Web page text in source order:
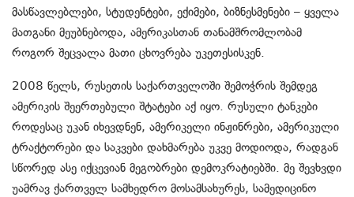
მასწავლებლები, სტუდენტები, ექიმები, ბიზნესმენები – ყველა
მათგანი მეუბნებოდა, ამერიკასთან თანამშრომლობამ
როგორ შეცვალა მათი ცხოვრება უკეთესისკენ.
2008 წელს, რუსეთის საქართველოში შემოჭრის შემდეგ
ამერიკის შეერთებული შტატები აქ იყო. რუსული ტანკები
როდესაც უკან იხევდნენ, ამერიკელი ინჟინრები, ამერიკული
ტრაქტორები და საკვები დახმარება უკვე მოდიოდა, რადგან
სწორედ ასე იქცევიან მეგობრები დემოკრატიებში. მე შევხვდი
უამრავ ქართველ სამხედრო მოსამსახურეს, სამედიცინო